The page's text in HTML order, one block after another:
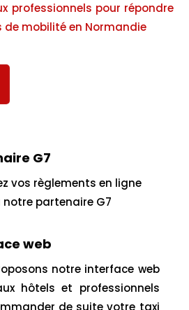
professionnels pour répondre
de mobilité en Normandie
G7
vos règlements en ligne
notre partenaire G7
web
notre interface web
hôtels et professionnels